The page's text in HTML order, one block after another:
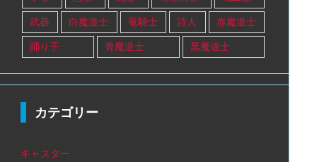
武器 白魔道士 竜騎士 詩人 赤魔道士
踊り子 青魔道士 黒魔道士
カテゴリー
キャスター